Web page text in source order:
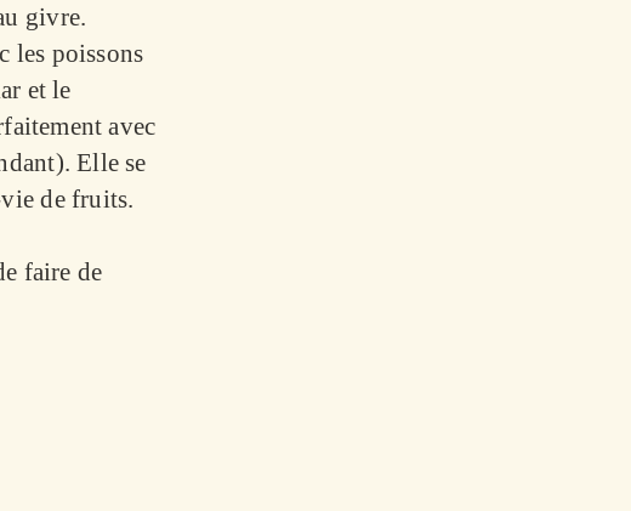
givre.
les poissons
et le
avec
Elle se
de fruits.
faire de